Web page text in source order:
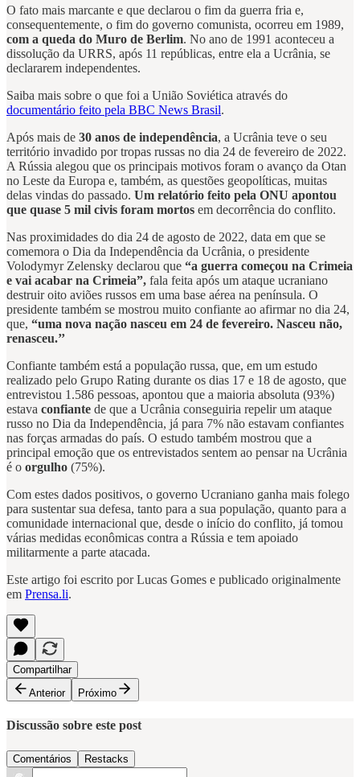
O fato mais marcante e que declarou o fim da guerra fria e,
consequentemente, o fim do governo comunista, ocorreu em 1989,
com a queda do Muro de Berlim. No ano de 1991 aconteceu a
dissolução da URRS, após 11 repúblicas, entre ela a Ucrânia, se
declararem independentes.
Saiba mais sobre o que foi a União Soviética através do
documentário feito pela BBC News Brasil.
Após mais de 30 anos de independência, a Ucrânia teve o seu
território invadido por tropas russas no dia 24 de fevereiro de 2022.
A Rússia alegou que os principais motivos foram o avanço da Otan
no Leste da Europa e, também, as questões geopolíticas, muitas
delas vindas do passado. Um relatório feito pela ONU apontou
que quase 5 mil civis foram mortos em decorrência do conflito.
Nas proximidades do dia 24 de agosto de 2022, data em que se
comemora o Dia da Independência da Ucrânia, o presidente
Volodymyr Zelensky declarou que “a guerra começou na Crimeia
e vai acabar na Crimeia”, fala feita após um ataque ucraniano
destruir oito aviões russos em uma base aérea na península. O
presidente também se mostrou muito confiante ao afirmar no dia 24,
que, “uma nova nação nasceu em 24 de fevereiro. Nasceu não,
renasceu.’’
Confiante também está a população russa, que, em um estudo
realizado pelo Grupo Rating durante os dias 17 e 18 de agosto, que
entrevistou 1.586 pessoas, apontou que a maioria absoluta (93%)
estava confiante de que a Ucrânia conseguiria repelir um ataque
russo no Dia da Independência, já para 7% não estavam confiantes
nas forças armadas do país. O estudo também mostrou que a
principal emoção que os entrevistados sentem ao pensar na Ucrânia
é o orgulho (75%).
Com estes dados positivos, o governo Ucraniano ganha mais folego
para sustentar sua defesa, tanto para a sua população, quanto para a
comunidade internacional que, desde o início do conflito, já tomou
várias medidas econômicas contra a Rússia e tem apoiado
militarmente a parte atacada.
Este artigo foi escrito por Lucas Gomes e publicado originalmente
em Prensa.li.
Compartilhar
Anterior
Próximo
Discussão sobre este post
Comentários Restacks